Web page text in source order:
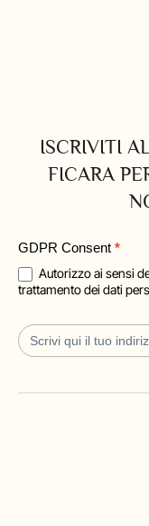
ISCRIVITI
FICARA
Blog
Iscrizione
GDPR Consent *
trattamento dei dati